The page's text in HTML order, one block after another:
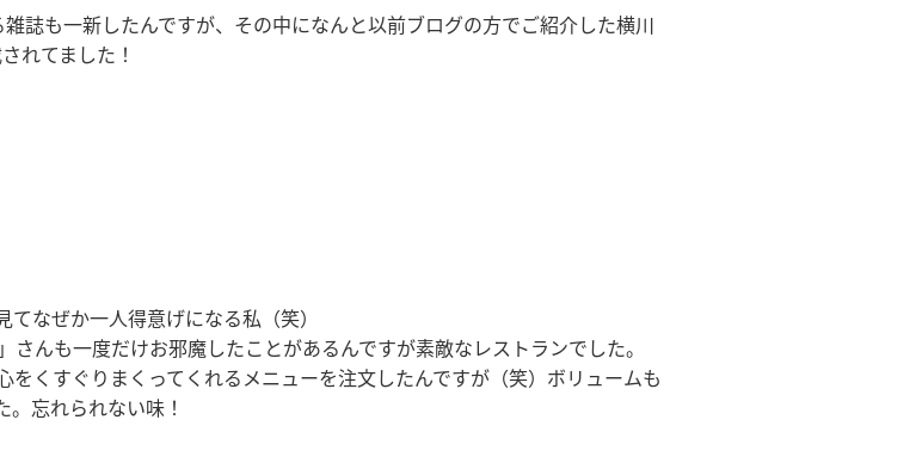
誌も一新したんですが、その中になんと以前ブログの方でご紹介した横川
れてました！
なぜか一人得意げになる私（笑）
んも一度だけお邪魔したことがあるんですが素敵なレストランでした。
くすぐりまくってくれるメニューを注文したんですが（笑）ボリュームも
忘れられない味！